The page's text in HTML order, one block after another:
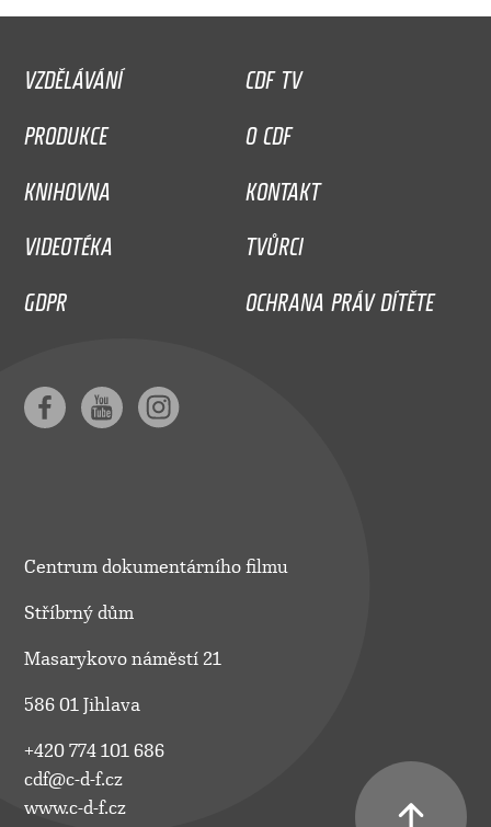
VZDĚLÁVÁNÍ
CDF TV
PRODUKCE
O CDF
KNIHOVNA
KONTAKT
VIDEOTÉKA
TVŮRCI
GDPR
OCHRANA PRÁV DÍTĚTE
Centrum dokumentárního filmu
Stříbrný dům
Masarykovo náměstí 21
586 01 Jihlava
+420 774 101 686
cdf@c-d-f.cz
www.c-d-f.cz